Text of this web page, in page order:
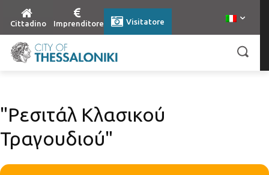
Cittadino Imprenditore Visitatore
"Ρεσιτάλ Κλασικού
Τραγουδιού"